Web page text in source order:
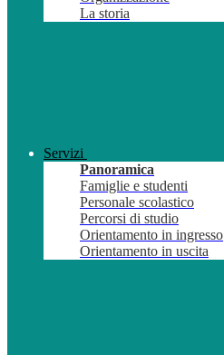
La storia
Servizi
Panoramica
Famiglie e studenti
Personale scolastico
Percorsi di studio
Orientamento in ingresso
Orientamento in uscita